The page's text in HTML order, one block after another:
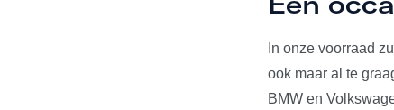
In onze voorraad
ook maar al te
BMW en